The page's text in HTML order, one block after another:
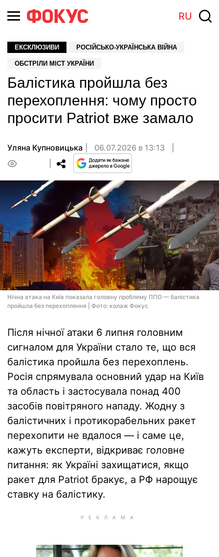
RU
ЕКСКЛЮЗИВИ РОСІЙСЬКО-УКРАЇНСЬКА ВІЙНА
ОБСТРІЛИ МІСТ УКРАЇНИ
Балістика пройшла без
перехоплення: чому просто
просити Patriot вже замало
Уляна Купновицька
06.07.2026 в 13:13
Нічна атака на Київ показала головну проблему ППО — балістика
пройшла без перехоплення | Фото: колаж Фокус
Після нічної атаки 6 липня головним
сигналом для України стало те, що вся
балістика пройшла без перехоплень.
Росія спрямувала основний удар на Київ
та область і застосувала понад 400
засобів повітряного нападу. Жодну з
балістичних і протикорабельних ракет
перехопити не вдалося — і саме це,
кажуть експерти, відкриває головне
питання: як Україні захищатися, якщо
ракет для Patriot бракує, а РФ нарощує
ставку на балістику.